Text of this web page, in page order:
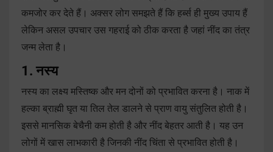
कमजोर कर देते हैं। अक्सर लोग समझते हैं कि हर्ब्स ही मुख्य उपाय हैं
लेकिन असल उपचार उस गहराई को ठीक करता है जहां नींद का तंत्र
जन्म लेता है।
1. नस्य
नस्य का लक्ष्य मस्तिष्क और मन दोनों को प्रभावित करना है। नाक में
हल्का ब्राह्मी घृत या तिल तेल डालने से प्राण वायु संतुलित होती है।
इससे मानसिक बेचैनी कम होती है और नींद बेहतर आती है। यह उन
लोगों में खास लाभकारी है जिनकी नींद चिंता से प्रभावित होती है।